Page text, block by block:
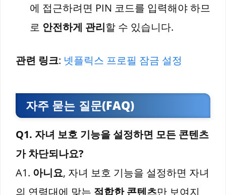
에 접근하려면 PIN 코드를 입력해야 하므
로 안전하게 관리할 수 있습니다.
관련 링크: 넷플릭스 프로필 잠금 설정
자주 묻는 질문(FAQ)
Q1. 자녀 보호 기능을 설정하면 모든 콘텐츠
가 차단되나요?
A1. 아니요, 자녀 보호 기능을 설정하면 자녀
의 연령대에 맞는 적합한 콘텐츠만 보여지